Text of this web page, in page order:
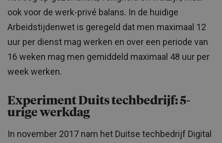
ook voor de werk-privé balans. In de huidige
Arbeidstijdenwet is geregeld dat men maximaal 12
uur per dienst mag werken en over een periode van
16 weken mag men gemiddeld maximaal 48 uur per
week werken.
Experiment Duits techbedrijf: 5-
urige werkdag
In november 2017 nam het Duitse techbedrijf Digital